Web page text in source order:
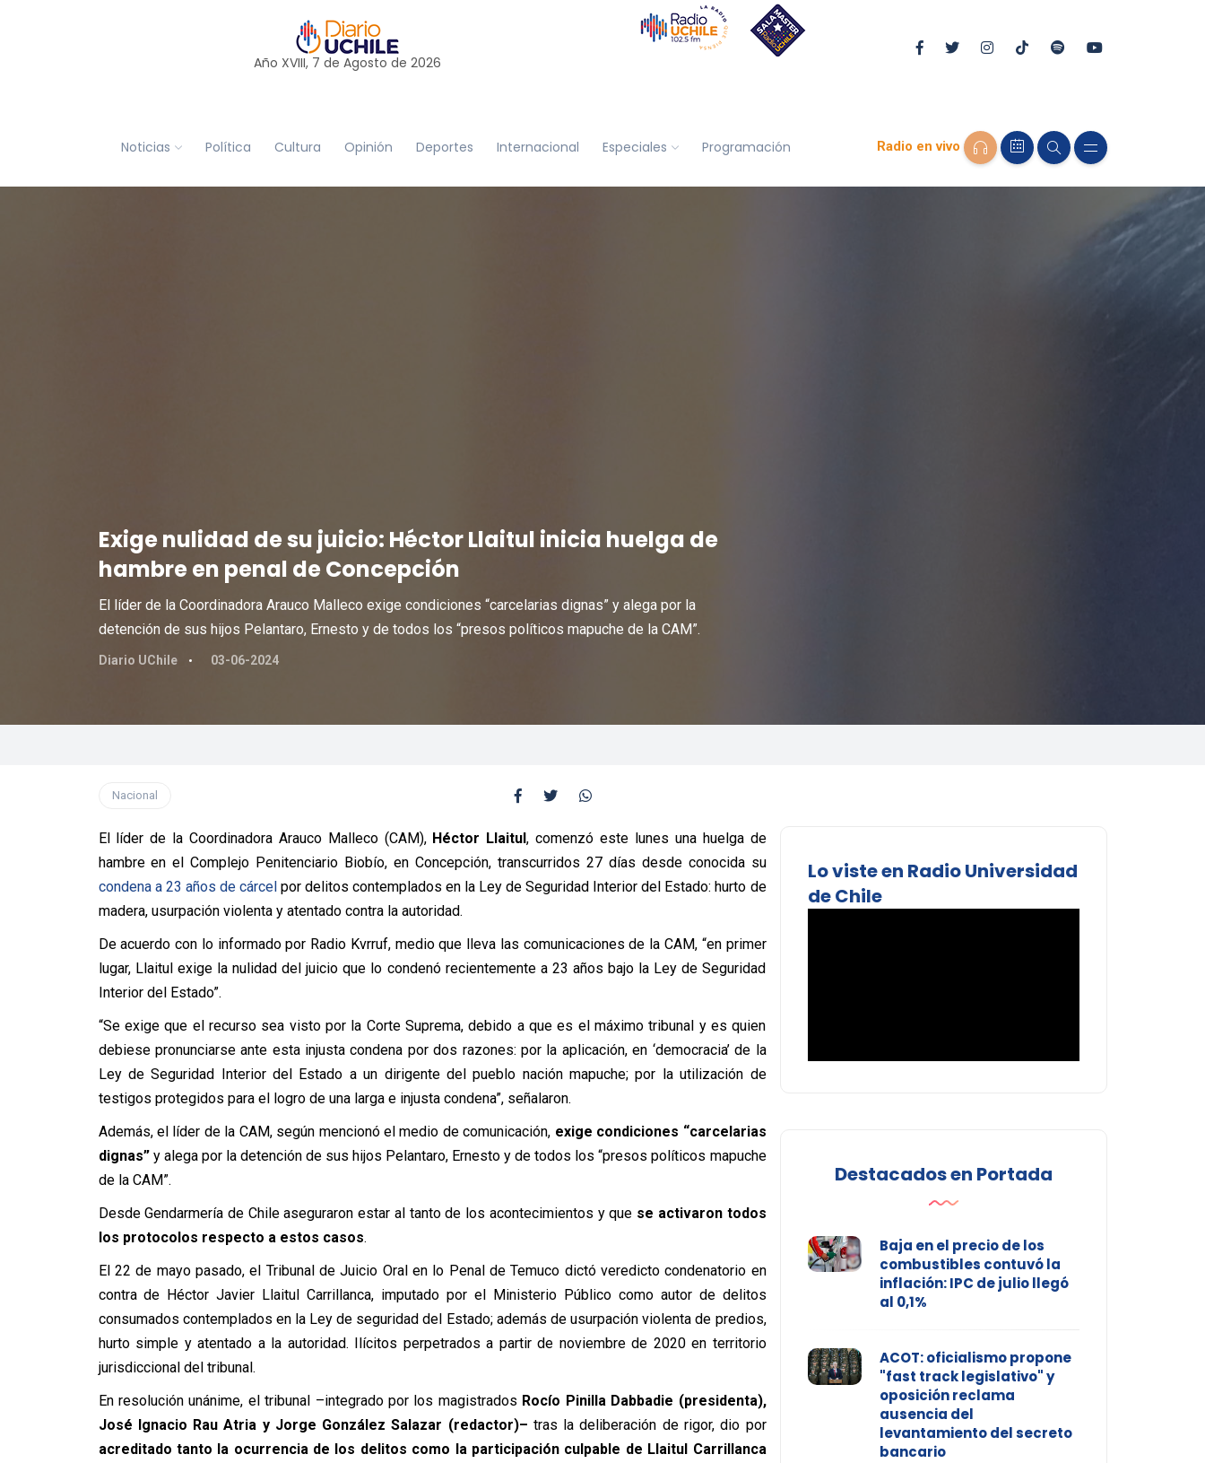
Año XVIII, 7 de Agosto de 2026
Noticias Política Cultura Opinión Deportes Internacional Especiales Programación Radio en vivo
Exige nulidad de su juicio: Héctor Llaitul inicia huelga de
hambre en penal de Concepción
El líder de la Coordinadora Arauco Malleco exige condiciones “carcelarias dignas” y alega por la
detención de sus hijos Pelantaro, Ernesto y de todos los “presos políticos mapuche de la CAM”.
Diario UChile 03-06-2024
Nacional
El líder de la Coordinadora Arauco Malleco (CAM), Héctor Llaitul, comenzó este lunes una huelga de
hambre en el Complejo Penitenciario Biobío, en Concepción, transcurridos 27 días desde conocida su
condena a 23 años de cárcel por delitos contemplados en la Ley de Seguridad Interior del Estado: hurto de
madera, usurpación violenta y atentado contra la autoridad.
De acuerdo con lo informado por Radio Kvrruf, medio que lleva las comunicaciones de la CAM, “en primer
lugar, Llaitul exige la nulidad del juicio que lo condenó recientemente a 23 años bajo la Ley de Seguridad
Interior del Estado”.
“Se exige que el recurso sea visto por la Corte Suprema, debido a que es el máximo tribunal y es quien
debiese pronunciarse ante esta injusta condena por dos razones: por la aplicación, en ‘democracia’ de la
Ley de Seguridad Interior del Estado a un dirigente del pueblo nación mapuche; por la utilización de
testigos protegidos para el logro de una larga e injusta condena”, señalaron.
Además, el líder de la CAM, según mencionó el medio de comunicación, exige condiciones “carcelarias
dignas”y alega por la detención de sus hijos Pelantaro, Ernesto y de todos los “presos políticos mapuche
de la CAM”.
Desde Gendarmería de Chile aseguraron estar al tanto de los acontecimientos y que se activaron todos
los protocolos respecto a estos casos.
El 22 de mayo pasado, el Tribunal de Juicio Oral en lo Penal de Temuco dictó veredicto condenatorio en
contra de Héctor Javier Llaitul Carrillanca, imputado por el Ministerio Público como autor de delitos
consumados contemplados en la Ley de seguridad del Estado; además de usurpación violenta de predios,
hurto simple y atentado a la autoridad. Ilícitos perpetrados a partir de noviembre de 2020 en territorio
jurisdiccional del tribunal.
En resolución unánime, el tribunal –integrado por los magistrados Rocío Pinilla Dabbadie (presidenta),
José Ignacio Rau Atria y Jorge González Salazar (redactor)– tras la deliberación de rigor, dio por
acreditado tanto la ocurrencia de los delitos como la participación culpable de Llaitul Carrillanca
Lo viste en Radio Universidad
de Chile
Destacados en Portada
Baja en el precio de los
combustibles contuvó la
inflación: IPC de julio llegó
al 0,1%
ACOT: oficialismo propone
"fast track legislativo" y
oposición reclama
ausencia del
levantamiento del secreto
bancario